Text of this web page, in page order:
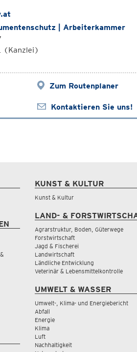
| Arbeiterkammer
(Kanzlei)
Zum Routenplaner
Kontaktieren Sie uns!
KUNST & KULTUR
Kunst & Kultur
LAND- &
Agrarstruktur, Boden, Güterwege
Forstwirtschaft
Jagd & Fischerei
Landwirtschaft
Ländliche Entwicklung
Veterinär & Lebensmittelkontrolle
UMWELT & WASSER
Umwelt-, Klima- und Energiebericht
Abfall
Energie
Klima
Luft
Nachhaltigkeit